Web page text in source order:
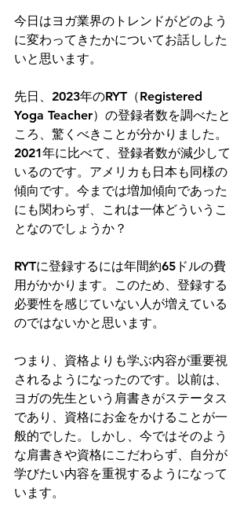
今日はヨガ業界のトレンドがどのよう
に変わってきたかについてお話しした
いと思います。
先日、2023年のRYT（Registered
Yoga Teacher）の登録者数を調べたと
ころ、驚くべきことが分かりました。
2021年に比べて、登録者数が減少して
いるのです。アメリカも日本も同様の
傾向です。今までは増加傾向であった
にも関わらず、これは一体どういうこ
となのでしょうか？
RYTに登録するには年間約65ドルの費
用がかかります。このため、登録する
必要性を感じていない人が増えている
のではないかと思います。
つまり、資格よりも学ぶ内容が重要視
されるようになったのです。以前は、
ヨガの先生という肩書きがステータス
であり、資格にお金をかけることが一
般的でした。しかし、今ではそのよう
な肩書きや資格にこだわらず、自分が
学びたい内容を重視するようになって
います。